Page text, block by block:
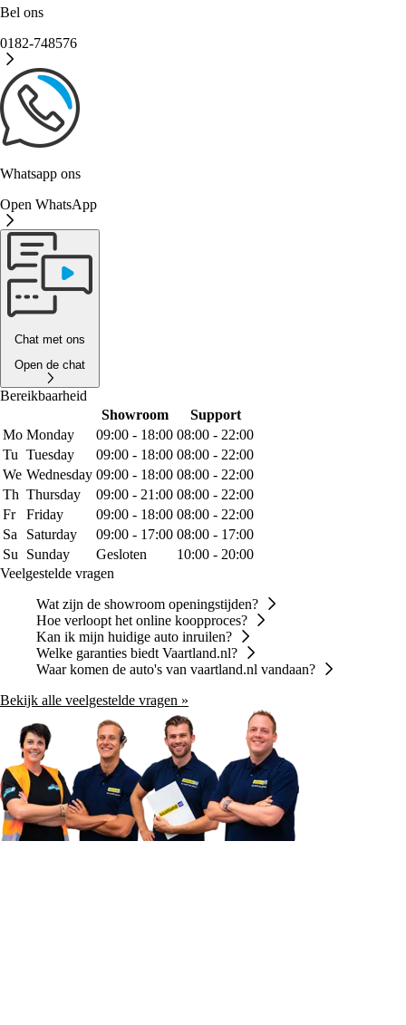
Bel ons
0182-748576
Whatsapp ons
Open WhatsApp
Chat met ons
Open de chat
Bereikbaarheid
Showroom
Support
Mo Monday 09:00 - 18:00 08:00 - 22:00
Tu Tuesday 09:00 - 18:00 08:00 - 22:00
We Wednesday 09:00 - 18:00 08:00 - 22:00
Th Thursday 09:00 - 21:00 08:00 - 22:00
Fr
Friday 09:00 - 18:00 08:00 - 22:00
Sa
Saturday 09:00 - 17:00 08:00 - 17:00
Su
Sunday Gesloten
10:00 - 20:00
Veelgestelde vragen
Wat zijn de showroom openingstijden?
Hoe verloopt het online koopproces?
Kan ik mijn huidige auto inruilen?
Welke garanties biedt Vaartland.nl?
Waar komen de auto's van vaartland.nl vandaan?
Bekijk alle veelgestelde vragen »